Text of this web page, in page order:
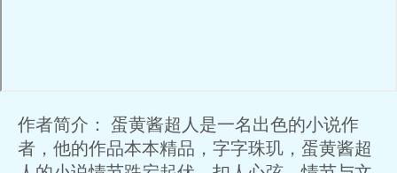
作者简介： 蛋黄酱超人是一名出色的小说作
者，他的作品本本精品，字字珠玑，蛋黄酱超